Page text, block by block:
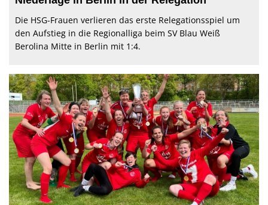
Die HSG-Frauen verlieren das erste Relegationsspiel um
den Aufstieg in die Regionalliga beim SV Blau Weiß
Berolina Mitte in Berlin mit 1:4.